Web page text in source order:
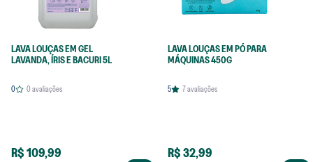
LAVA LOUÇAS EM GEL
LAVANDA, ÍRIS E BACURI 5L
0 0avaliações
R$ 109,99
LAVA LOUÇAS EM PÓ PARA
MÁQUINAS 450G
5 7avaliações
R$ 32,99